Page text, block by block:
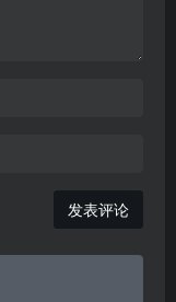
发表评论